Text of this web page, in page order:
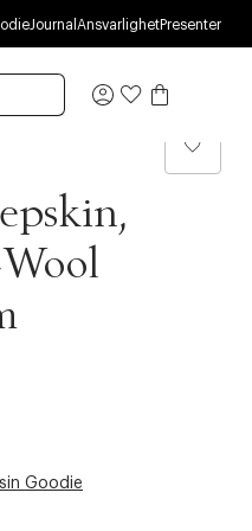
Journal AnsvarlighetPresenter
Logga
Goodie